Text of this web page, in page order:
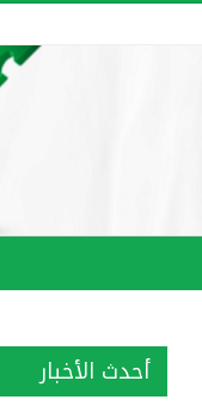
أحدث الأخبار